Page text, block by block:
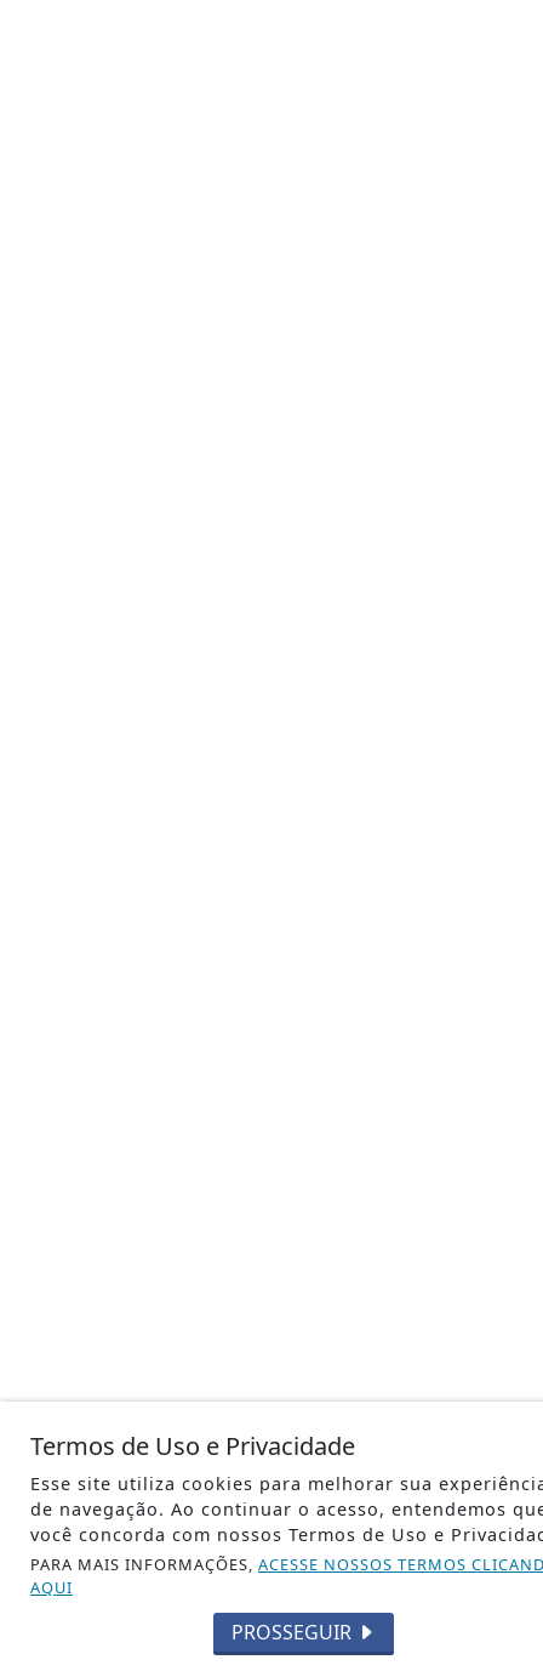
Termos de Uso e Privacidade
Esse site utiliza cookies para melhorar sua
de navegação. Ao continuar o acesso, entendemos
você concorda com nossos Termos de Uso e
PARA MAIS INFORMAÇÕES, ACESSE NOSSOS TERMOS
AQUI
PROSSEGUIR